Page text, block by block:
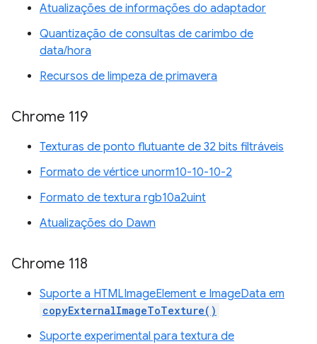
Atualizações de informações do adaptador
Quantização de consultas de carimbo de
data/hora
Recursos de limpeza de primavera
Chrome 119
Texturas de ponto flutuante de 32 bits filtráveis
Formato de vértice unorm10-10-10-2
Formato de textura rgb10a2uint
Atualizações do Dawn
Chrome 118
Suporte a HTMLImageElement e ImageData em
copyExternalImageToTexture()
Suporte experimental para textura de